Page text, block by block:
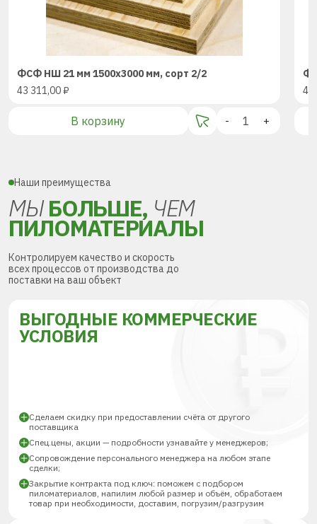
ФСФ НШ 21 мм 1500х3000 мм, сорт 2/2
43 311,00₽
В корзину - +
43
Наши преимущества
МЫБОЛЬШЕ, ЧЕМ
ПИЛОМАТЕРИАЛЫ
Контролируем качество и скорость
всех процессов от производства до
поставки на ваш объект
ВЫГОДНЫЕ КОММЕРЧЕСКИЕ
УСЛОВИЯ
Сделаем скидку при предоставлении счёта от другого
поставщика
Спец.цены, акции — подробности узнавайте у менеджеров;
Сопровождение персонального менеджера на любом этапе
сделки;
Закрытие контракта под ключ: поможем с подбором
пиломатериалов, напилим любой размер и объём, обработаем
товар при необходимости, доставим, погрузим/разгрузим